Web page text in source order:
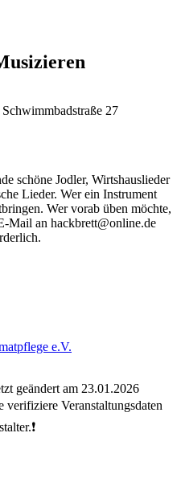
Schwimmbadstraße 27
schöne Jodler, Wirtshauslieder
Lieder. Wer ein Instrument
Wer vorab üben möchte,
Mail an hackbrett@online.de
e.V.
geändert am 23.01.2026
verifiziere Veranstaltungsdaten